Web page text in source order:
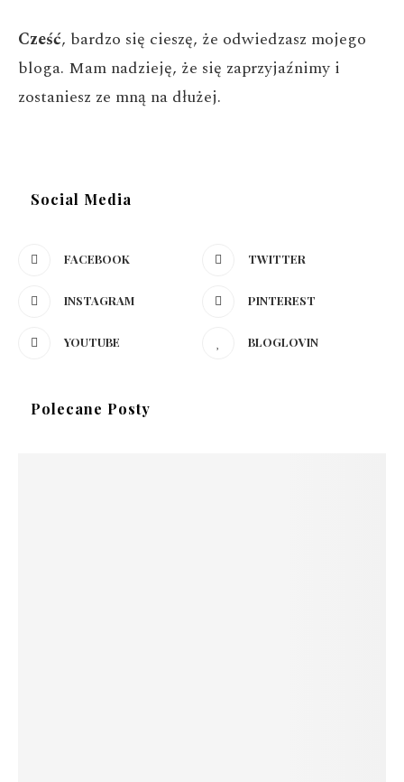
Cześć, bardzo się cieszę, że odwiedzasz mojego
bloga. Mam nadzieję, że się zaprzyjaźnimy i
zostaniesz ze mną na dłużej.
Social Media
FACEBOOK TWITTER
INSTAGRAM PINTEREST
YOUTUBE BLOGLOVIN
Polecane Posty